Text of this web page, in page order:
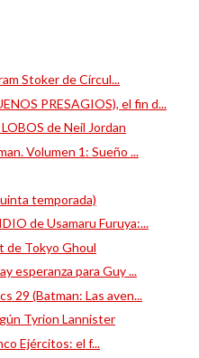
Stoker de Círcul...
PRESAGIOS), el fin d...
de Neil Jordan
Volumen 1: Sueño ...
temporada)
de Usamaru Furuya:...
de Tokyo Ghoul
esperanza para Guy ...
29 (Batman: Las aven...
Tyrion Lannister
Ejércitos: el f...